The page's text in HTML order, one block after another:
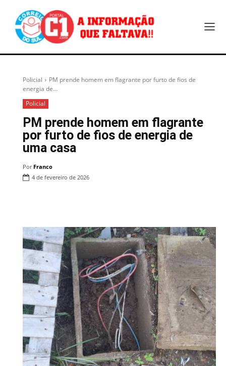
Policial
PM prende homem em flagrante por furto de fios de
energia de...
Policial
PM prende homem em flagrante
por furto de fios de energia de
uma casa
Por Franco
4 de fevereiro de 2026